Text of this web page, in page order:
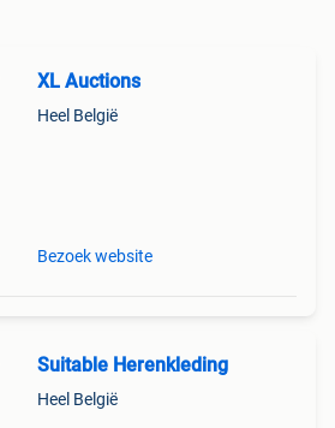
XL Auctions
Heel België
Bezoek website
Suitable Herenkleding
Heel België